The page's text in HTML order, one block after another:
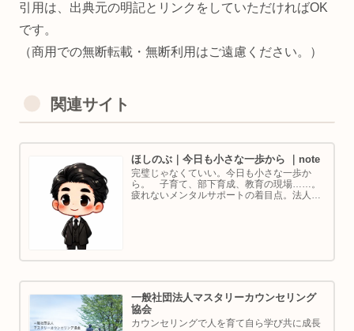
引用は、出典元の明記とリンクをしていただければOK
です。
（商用での無断転載・無断利用はご遠慮ください。）
関連サイト
ほしのぶ｜今日も小さな一歩から ｜note
完璧じゃなくていい。今日も小さな一歩か
ら。 子育て、部下育成、教育の現場……。
疲れないメンタルサポートの着目点。法人代
一般社団法人マスタリーカウンセリング
協会
カウンセリングで人を育て自ら学び共に成長